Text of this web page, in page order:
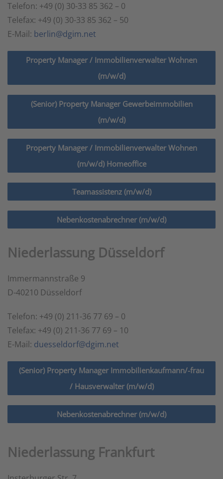
Telefon: +49 (0) 30-33 85 362 – 0
Telefax: +49 (0) 30-33 85 362 – 50
E-Mail: berlin@dgim.net
Property Manager / Immobilienverwalter Wohnen
(m/w/d)
(Senior) Property Manager Gewerbeimmobilien
(m/w/d)
Property Manager / Immobilienverwalter Wohnen
(m/w/d) Homeoffice
Teamassistenz (m/w/d)
Nebenkostenabrechner (m/w/d)
Niederlassung Düsseldorf
Immermannstraße 9
D-40210 Düsseldorf
Telefon: +49 (0) 211-36 77 69 – 0
Telefax: +49 (0) 211-36 77 69 – 10
E-Mail: duesseldorf@dgim.net
(Senior) Property Manager Immobilienkaufmann/-frau
/ Hausverwalter (m/w/d)
Nebenkostenabrechner (m/w/d)
Niederlassung Frankfurt